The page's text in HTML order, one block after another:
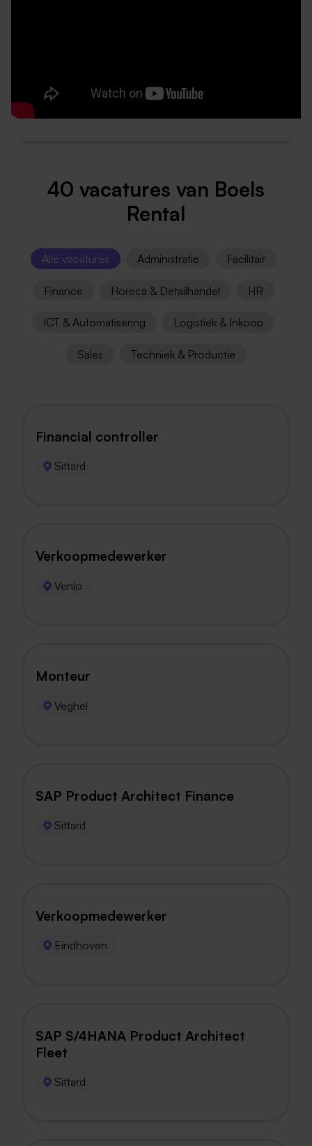
40 vacatures van Boels
Rental
Alle vacatures Administratie Facilitair
Finance Horeca & Detailhandel HR
ICT & Automatisering Logistiek & Inkoop
Sales Techniek & Productie
Financial controller
Sittard
Verkoopmedewerker
Venlo
Monteur
Veghel
SAP Product Architect Finance
Sittard
Verkoopmedewerker
Eindhoven
SAP S/4HANA Product Architect
Fleet
Sittard